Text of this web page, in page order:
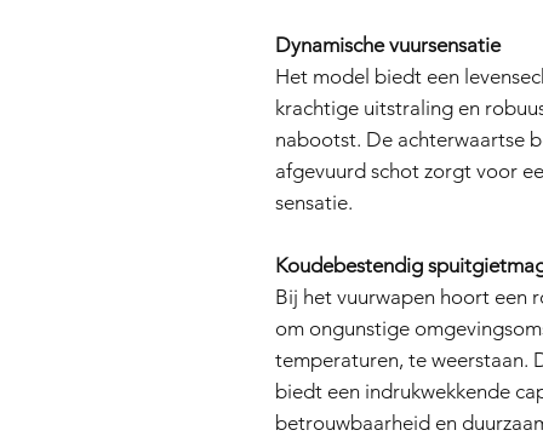
Dynamische vuursensatie
Het model biedt een
krachtige uitstraling en
nabootst. De achterwaartse
afgevuurd schot zorgt voor
sensatie.
Koudebestendig
Bij het vuurwapen hoort een
om ongunstige
temperaturen, te weerstaan.
biedt een indrukwekkende
betrouwbaarheid en